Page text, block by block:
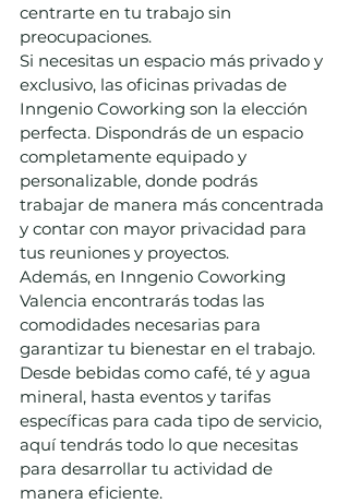
centrarte en tu trabajo sin
preocupaciones.
Si necesitas un espacio más privado y
exclusivo, las oficinas privadas de
Inngenio Coworking son la elección
perfecta. Dispondrás de un espacio
completamente equipado y
personalizable, donde podrás
trabajar de manera más concentrada
y contar con mayor privacidad para
tus reuniones y proyectos.
Además, en Inngenio Coworking
Valencia encontrarás todas las
comodidades necesarias para
garantizar tu bienestar en el trabajo.
Desde bebidas como café, té y agua
mineral, hasta eventos y tarifas
específicas para cada tipo de servicio,
aquí tendrás todo lo que necesitas
para desarrollar tu actividad de
manera eficiente.